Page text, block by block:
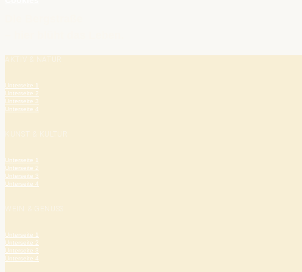
Unterseite 1
Unterseite 2
Unterseite 3
Unterseite 4
Unterseite 1
Unterseite 2
Unterseite 3
Unterseite 4
Unterseite 1
Unterseite 2
Unterseite 3
Unterseite 4